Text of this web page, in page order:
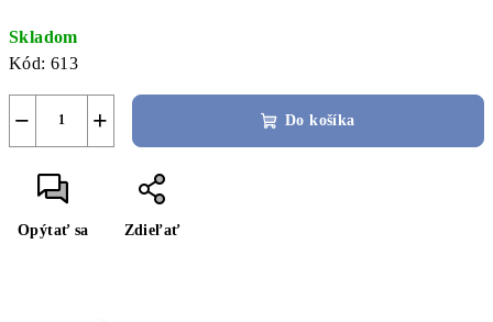
cena:
Skladom
Kód: 613
+
− Do košíka
Opýtať sa Zdieľať